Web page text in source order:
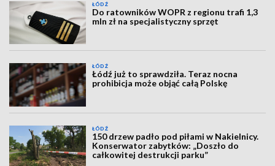
ŁÓDŹ
Do ratowników WOPR z regionu trafi 1,3
mln zł na specjalistyczny sprzęt
ŁÓDŹ
Łódź już to sprawdziła. Teraz nocna
prohibicja może objąć całą Polskę
ŁÓDŹ
150 drzew padło pod piłami w Nakielnicy.
Konserwator zabytków: „Doszło do
całkowitej destrukcji parku”